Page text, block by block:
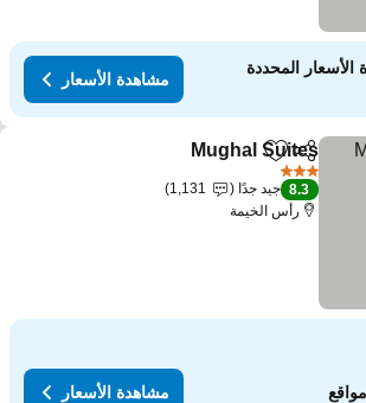
الأسعار المحددة
مشاهدة الأسعار
مشاركةAdd to favorites
Mughal Suites
8.3 جيد جدًا
1,131
رأس الخيمة
مشاهدة الأسعار